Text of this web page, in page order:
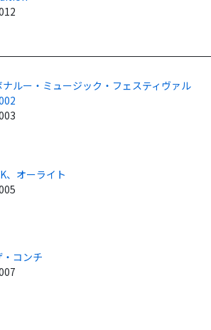
ナルー・ミュージック・フェスティヴァル
、オーライト
・コンチ